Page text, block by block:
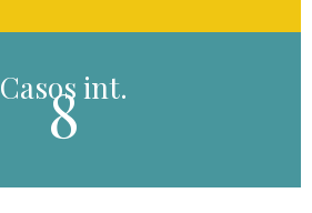
Casos int.
8